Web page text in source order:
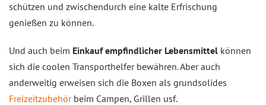
schützen und zwischendurch eine kalte Erfrischung
genießen zu können.
Und auch beim Einkauf empfindlicher Lebensmittel können
sich die coolen Transporthelfer bewähren. Aber auch
anderweitig erweisen sich die Boxen als grundsolides
Freizeitzubehörbeim Campen, Grillen usf.